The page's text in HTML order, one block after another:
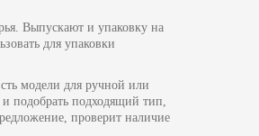
Выпускают и упаковку на
для упаковки
модели для ручной или
подобрать подходящий тип,
проверит наличие